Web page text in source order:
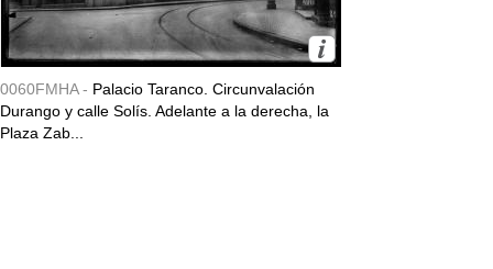
0060FMHA - Palacio Taranco. Circunvalación
Durango y calle Solís. Adelante a la derecha, la
Plaza Zab...